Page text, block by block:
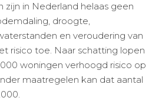
zijn in Nederland helaas geen
droogte,
en veroudering van
risico toe. Naar schatting lopen
woningen verhoogd risico op
maatregelen kan dat aantal